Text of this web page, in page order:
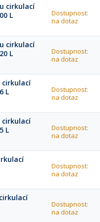
cirkulací
L
Dostupnost:
na dotaz
cirkulací
L
Dostupnost:
na dotaz
cirkulací
L
Dostupnost:
na dotaz
cirkulací
L
Dostupnost:
na dotaz
Dostupnost:
na dotaz
Dostupnost:
na dotaz